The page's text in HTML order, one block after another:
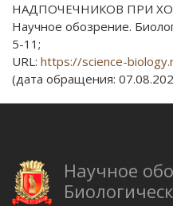
НАДПОЧЕЧНИКОВ ПРИ
Научное обозрение.
5-11;
URL: https://science-
(дата обращения:
Научное